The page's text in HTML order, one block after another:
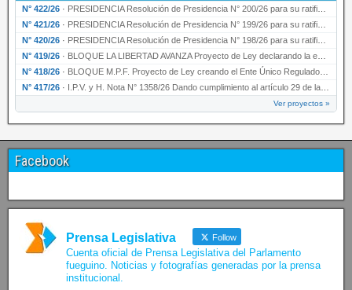
N° 422/26 · PRESIDENCIA Resolución de Presidencia N° 200/26 para su ratificación.
N° 421/26 · PRESIDENCIA Resolución de Presidencia N° 199/26 para su ratificación.
N° 420/26 · PRESIDENCIA Resolución de Presidencia N° 198/26 para su ratificación.
N° 419/26 · BLOQUE LA LIBERTAD AVANZA Proyecto de Ley declarando la esencialidad del servicio educativ…
N° 418/26 · BLOQUE M.P.F. Proyecto de Ley creando el Ente Único Regulador de servicios públicos de la …
N° 417/26 · I.P.V. y H. Nota N° 1358/26 Dando cumplimiento al artículo 29 de la Ley provincial N° 1399…
Ver proyectos »
Facebook
Prensa Legislativa Follow
Cuenta oficial de Prensa Legislativa del Parlamento
fueguino. Noticias y fotografías generadas por la prensa
institucional.